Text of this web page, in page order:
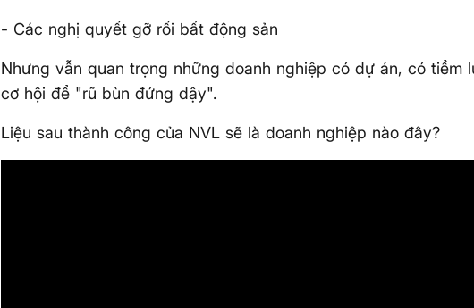
- Các nghị quyết gỡ rối bất động sản
Nhưng vẫn quan trọng những doanh nghiệp có dự án, có tiềm
cơ hội để "rũ bùn đứng dậy".
Liệu sau thành công của NVL sẽ là doanh nghiệp nào đây?